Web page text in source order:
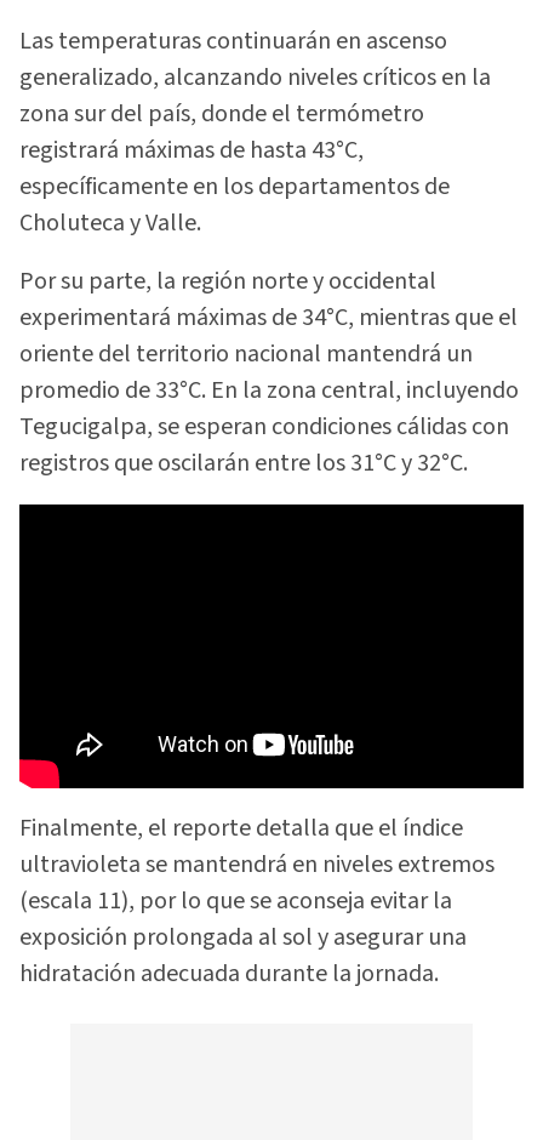
Las temperaturas continuarán en ascenso
generalizado, alcanzando niveles críticos en la
zona sur del país, donde el termómetro
registrará máximas de hasta 43°C,
específicamente en los departamentos de
Choluteca y Valle.
Por su parte, la región norte y occidental
experimentará máximas de 34°C, mientras que el
oriente del territorio nacional mantendrá un
promedio de 33°C. En la zona central, incluyendo
Tegucigalpa, se esperan condiciones cálidas con
registros que oscilarán entre los 31°C y 32°C.
Finalmente, el reporte detalla que el índice
ultravioleta se mantendrá en niveles extremos
(escala 11), por lo que se aconseja evitar la
exposición prolongada al sol y asegurar una
hidratación adecuada durante la jornada.